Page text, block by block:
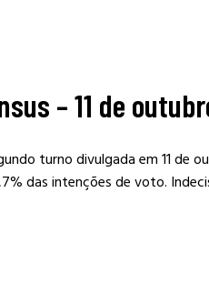
– 11 de
turno divulgada em 11 de
das intenções de voto.